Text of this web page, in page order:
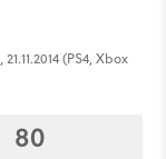
(PS4, Xbox
80